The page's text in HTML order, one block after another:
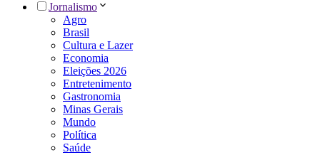
Jornalismo
Agro
Brasil
Cultura e Lazer
Economia
Eleições 2026
Entretenimento
Gastronomia
Minas Gerais
Mundo
Política
Saúde